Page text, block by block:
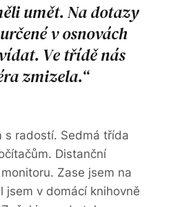
umět. Na dotazy
v osnovách
Ve třídě nás
zmizela.
s radostí. Sedmá třída
Distanční
Zase jsem na
jsem v domácí knihovně